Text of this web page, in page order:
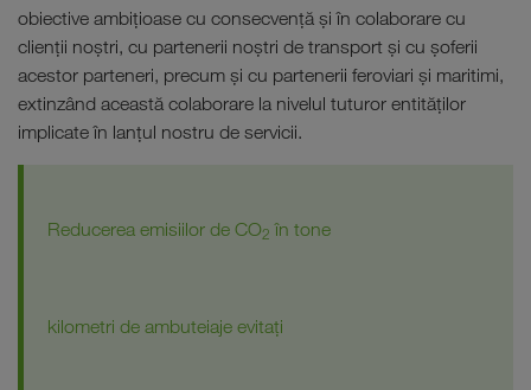
obiective ambițioase cu consecvență și în colaborare cu
clienții noștri, cu partenerii noștri de transport și cu șoferii
acestor parteneri, precum și cu partenerii feroviari și maritimi,
extinzând această colaborare la nivelul tuturor entităților
implicate în lanțul nostru de servicii.
Reducerea emisiilor de CO2 în tone
kilometri de ambuteiaje evitați